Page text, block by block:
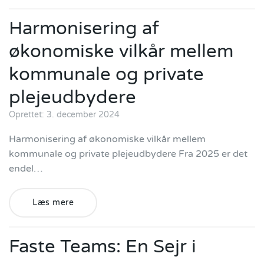
Harmonisering af
økonomiske vilkår mellem
kommunale og private
plejeudbydere
Oprettet: 3. december 2024
Harmonisering af økonomiske vilkår mellem
kommunale og private plejeudbydere Fra 2025 er det
endel…
Læs mere
Faste Teams: En Sejr i